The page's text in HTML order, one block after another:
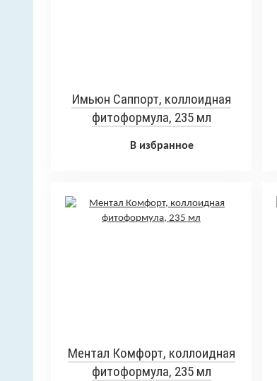
Имьюн Саппорт, коллоидная
фитоформула, 235 мл
В избранное
Ментал Комфорт, коллоидная
фитоформула, 235 мл